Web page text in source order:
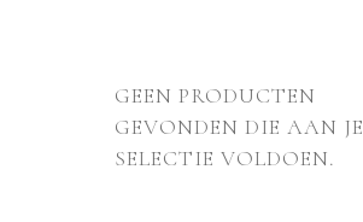
GEEN PRODUCTEN
GEVONDEN DIE AAN JE
SELECTIE VOLDOEN.